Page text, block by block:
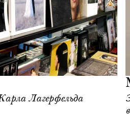
Лагерфельда